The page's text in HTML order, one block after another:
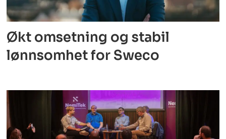
Økt omsetning og stabil
lønnsomhet for Sweco